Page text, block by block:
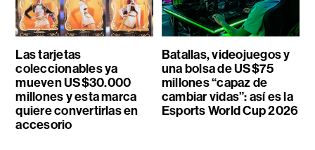
Las tarjetas
coleccionables ya
mueven US$30.000
millones y esta marca
quiere convertirlas en
accesorio
Batallas, videojuegos y
una bolsa de US$75
millones “capaz de
cambiar vidas”: así es la
Esports World Cup 2026